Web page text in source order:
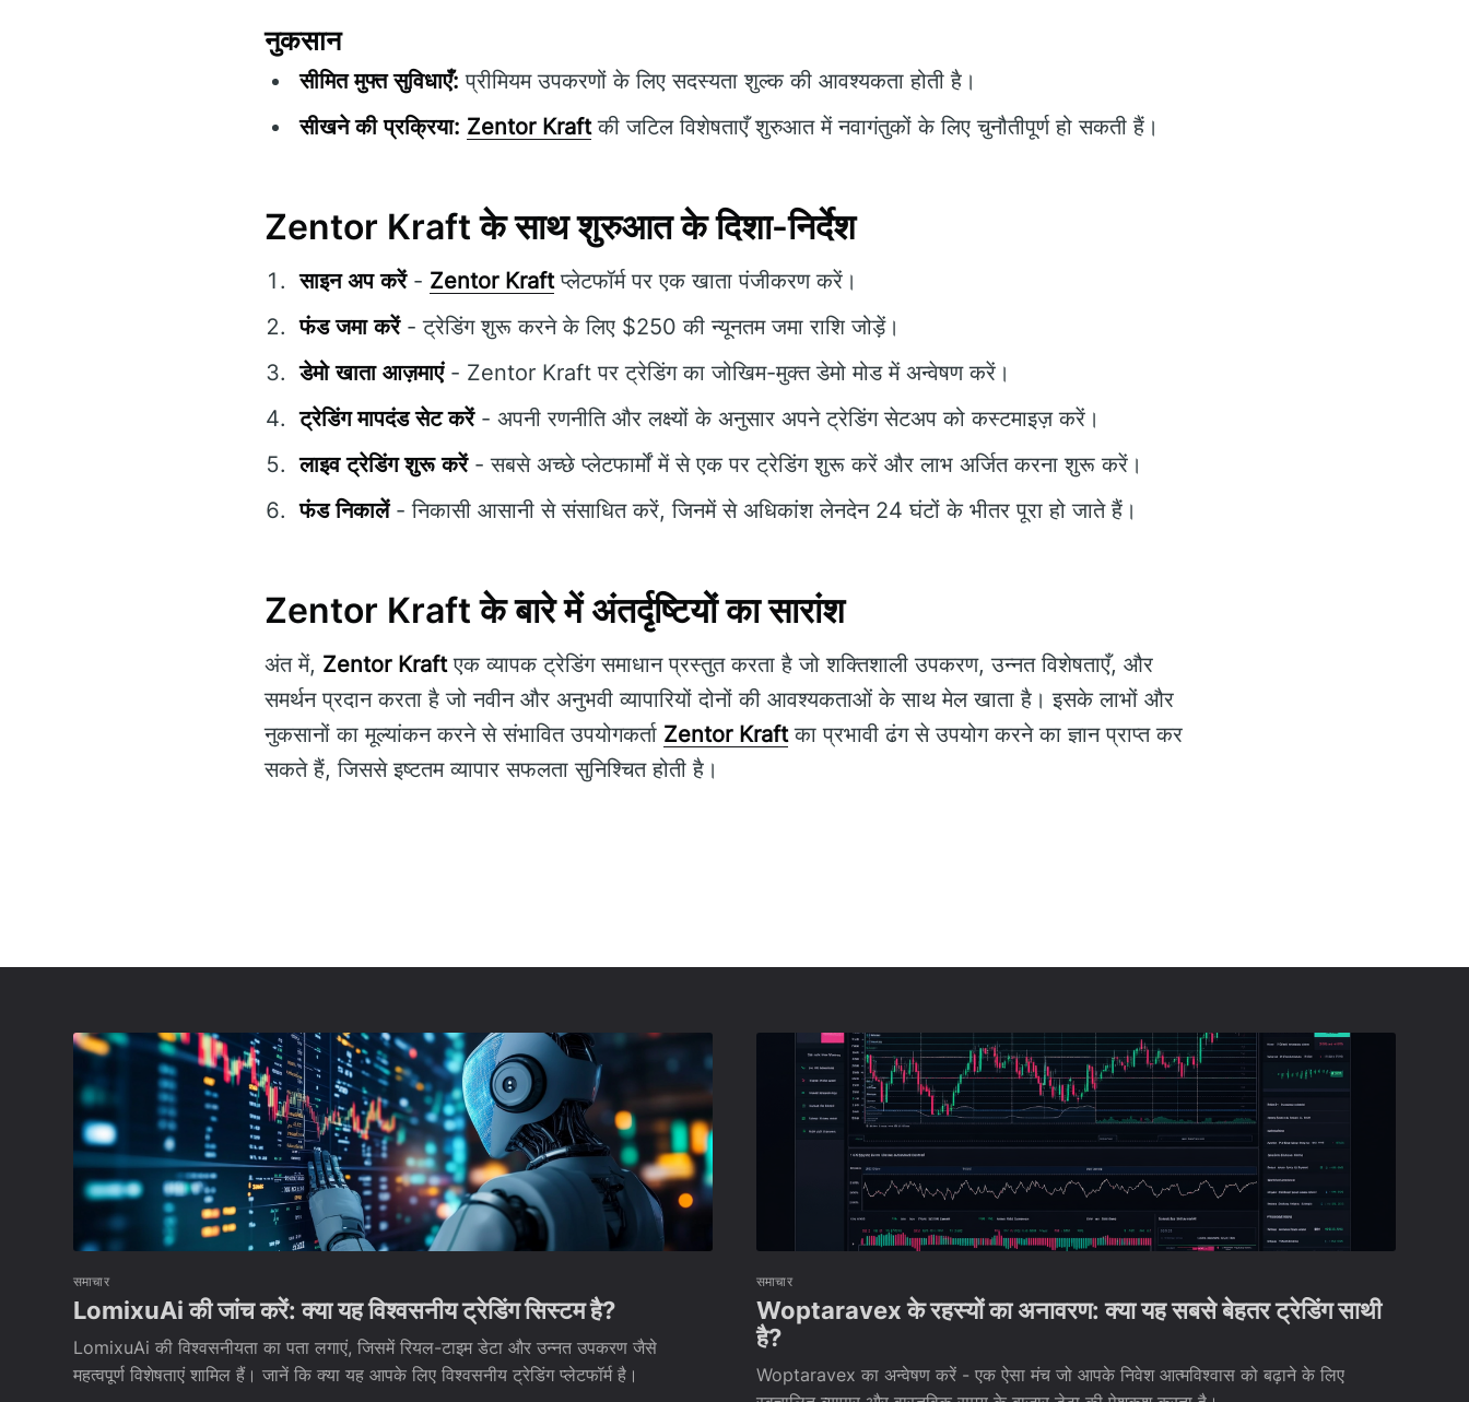
नुकसान
सीमित मुफ्त सुविधाएँ: प्रीमियम उपकरणों के लिए सदस्यता शुल्क की आवश्यकता होती है।
सीखने की प्रक्रिया: Zentor Kraftकी जटिल विशेषताएँ शुरुआत में नवागंतुकों के लिए चुनौतीपूर्ण हो सकती हैं।
Zentor Kraft के साथ शुरुआत के दिशा-निर्देश
साइन अप करें- Zentor Kraftप्लेटफॉर्म पर एक खाता पंजीकरण करें।
फंड जमा करें- ट्रेडिंग शुरू करने के लिए $250 की न्यूनतम जमा राशि जोड़ें।
डेमो खाता आज़माएं- Zentor Kraft पर ट्रेडिंग का जोखिम-मुक्त डेमो मोड में अन्वेषण करें।
ट्रेडिंग मापदंड सेट करें- अपनी रणनीति और लक्ष्यों के अनुसार अपने ट्रेडिंग सेटअप को कस्टमाइज़ करें।
लाइव ट्रेडिंग शुरू करें- सबसे अच्छे प्लेटफार्मों में से एक पर ट्रेडिंग शुरू करें और लाभ अर्जित करना शुरू करें।
फंड निकालें- निकासी आसानी से संसाधित करें, जिनमें से अधिकांश लेनदेन 24 घंटों के भीतर पूरा हो जाते हैं।
Zentor Kraft के बारे में अंतर्दृष्टियों का सारांश
अंत में, Zentor Kraftएक व्यापक ट्रेडिंग समाधान प्रस्तुत करता है जो शक्तिशाली उपकरण, उन्नत विशेषताएँ, और
समर्थन प्रदान करता है जो नवीन और अनुभवी व्यापारियों दोनों की आवश्यकताओं के साथ मेल खाता है। इसके लाभों और
नुकसानों का मूल्यांकन करने से संभावित उपयोगकर्ता Zentor Kraftका प्रभावी ढंग से उपयोग करने का ज्ञान प्राप्त कर
सकते हैं, जिससे इष्टतम व्यापार सफलता सुनिश्चित होती है।
समाचार
LomixuAi की जांच करें: क्या यह विश्वसनीय ट्रेडिंग सिस्टम है?
LomixuAi की विश्वसनीयता का पता लगाएं, जिसमें रियल-टाइम डेटा और उन्नत उपकरण जैसे
महत्वपूर्ण विशेषताएं शामिल हैं। जानें कि क्या यह आपके लिए विश्वसनीय ट्रेडिंग प्लेटफॉर्म है।
समाचार
Woptaravex के रहस्यों का अनावरण: क्या यह सबसे बेहतर ट्रेडिंग साथी
है?
Woptaravex का अन्वेषण करें - एक ऐसा मंच जो आपके निवेश आत्मविश्वास को बढ़ाने के लिए